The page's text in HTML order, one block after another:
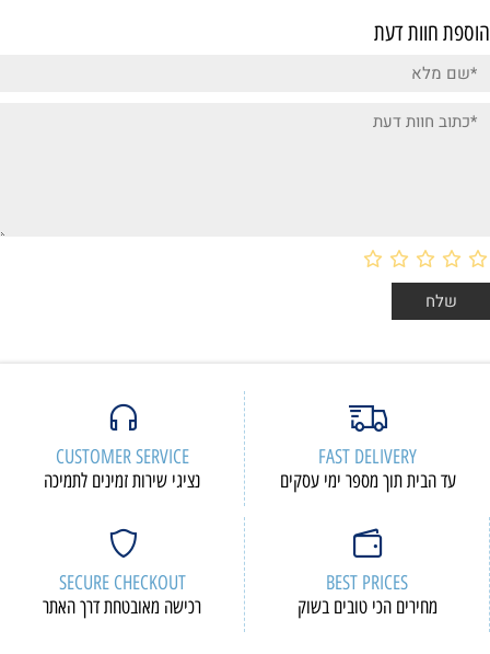
הוספת חוות דעת
FAST DELIVERY
עד הבית תוך מספר ימי עסקים
CUSTOMER SERVICE
נציגי שירות זמינים לתמיכה
BEST PRICES
מחירים הכי טובים בשוק
SECURE CHECKOUT
רכישה מאובטחת דרך האתר